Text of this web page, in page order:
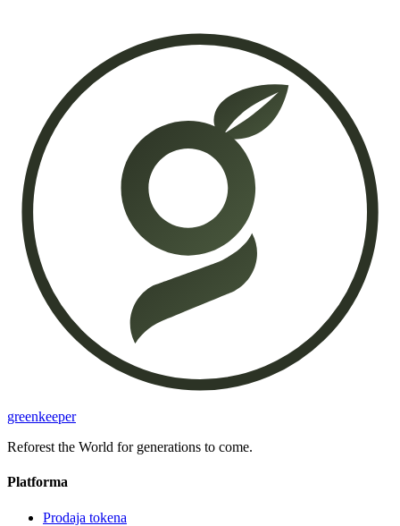
greenkeeper
Reforest the World for generations to come.
Platforma
Prodaja tokena